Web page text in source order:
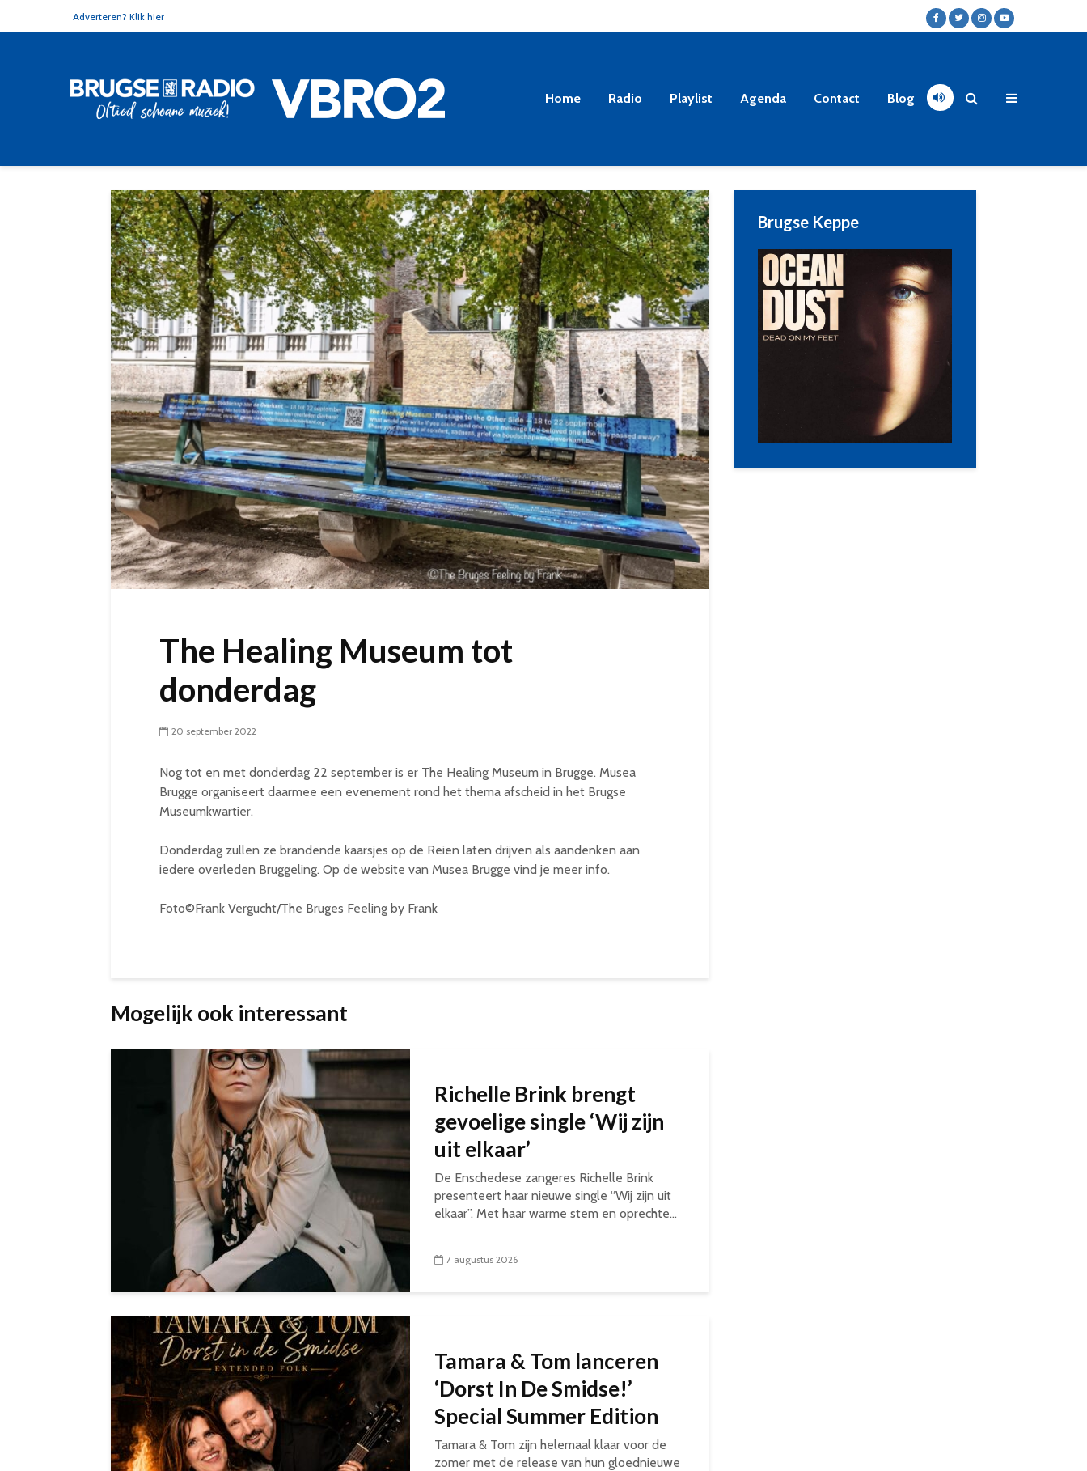
Adverteren? Klik hier
Home Radio Playlist Agenda Contact Blog
The Healing Museum tot
donderdag
20 september 2022
Nog tot en met donderdag 22 september is er The Healing Museum in Brugge. Musea
Brugge organiseert daarmee een evenement rond het thema afscheid in het Brugse
Museumkwartier.
Donderdag zullen ze brandende kaarsjes op de Reien laten drijven als aandenken aan
iedere overleden Bruggeling. Op de website van Musea Brugge vind je meer info.
Foto©Frank Vergucht/The Bruges Feeling by Frank
Mogelijk ook interessant
Richelle Brink brengt
gevoelige single ‘Wij zijn
uit elkaar’
De Enschedese zangeres Richelle Brink
presenteert haar nieuwe single “Wij zijn uit
elkaar”. Met haar warme stem en oprechte...
7 augustus 2026
Tamara & Tom lanceren
‘Dorst In De Smidse!’
Special Summer Edition
Tamara & Tom zijn helemaal klaar voor de
zomer met de release van hun gloednieuwe
Brugse Keppe